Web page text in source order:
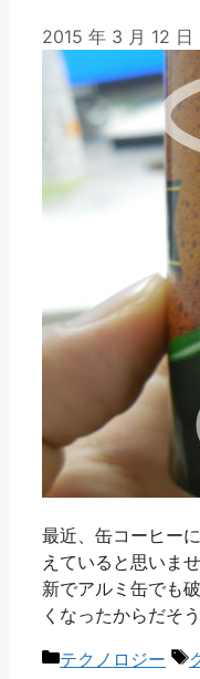
2015 年 3 月 12 日
最近、缶コーヒー
えていると思いま
新でアルミ缶でも
くなったからだそう
カ
テクノロジー